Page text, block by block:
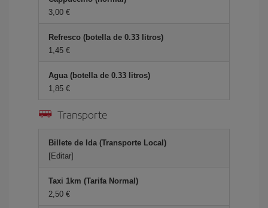
3,00 €
Refresco (botella de 0.33 litros)
1,45 €
Agua (botella de 0.33 litros)
1,85 €
Transporte
Billete de Ida (Transporte Local)
[Editar]
Taxi 1km (Tarifa Normal)
2,50 €